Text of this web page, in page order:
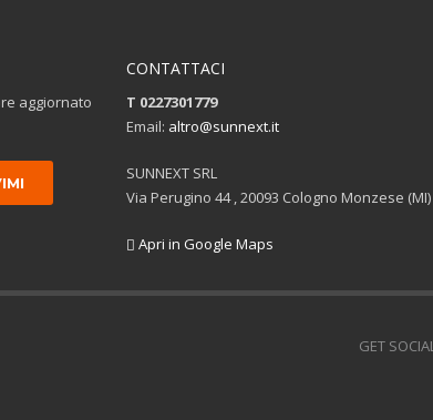
aggiornato
CONTATTACI
T 0227301779
Email: altro@sunnext.it
SUNNEXT SRL
Via Perugino 44 , 20093 Cologno Monzese (MI)
Apri in Google Maps
GET SOCIAL